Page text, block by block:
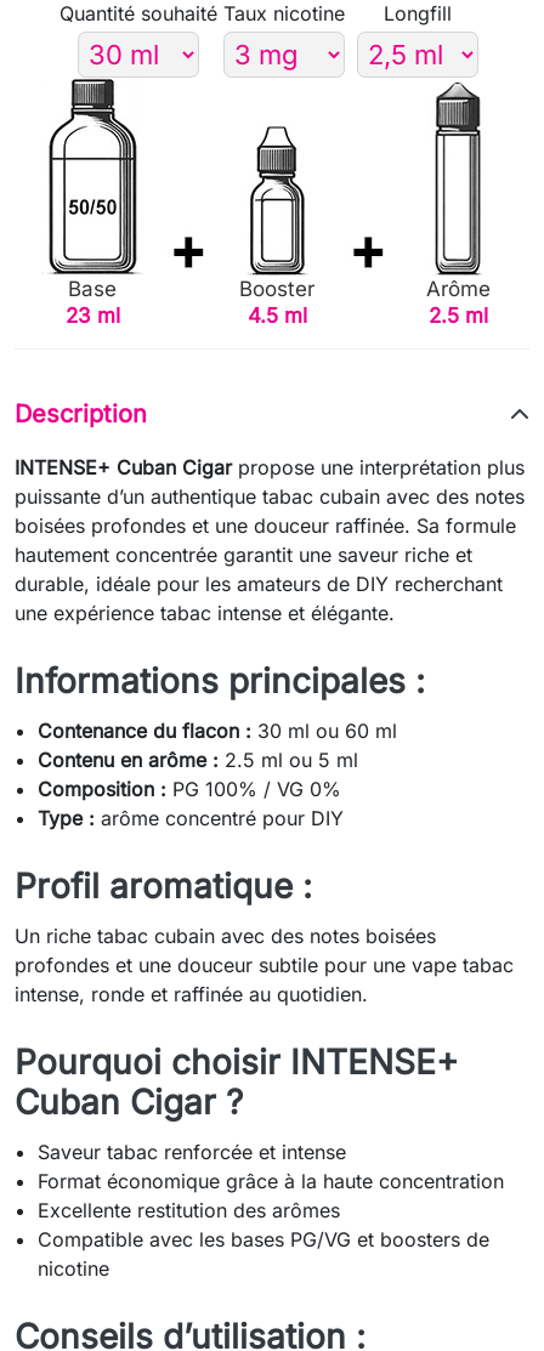
Quantité souhaité Taux nicotine Longfill
Base
23 ml
Booster
4.5 ml
Arôme
2.5 ml
Description
INTENSE+ Cuban Cigarpropose une interprétation plus
puissante d’un authentique tabac cubain avec des notes
boisées profondes et une douceur raffinée. Sa formule
hautement concentrée garantit une saveur riche et
durable, idéale pour les amateurs de DIY recherchant
une expérience tabac intense et élégante.
Informations principales :
Contenance du flacon : 30 ml ou 60 ml
Contenu en arôme : 2.5 ml ou 5 ml
Composition : PG 100% / VG 0%
Type : arôme concentré pour DIY
Profil aromatique :
Un riche tabac cubain avec des notes boisées
profondes et une douceur subtile pour une vape tabac
intense, ronde et raffinée au quotidien.
Pourquoi choisir INTENSE+
Cuban Cigar ?
Saveur tabac renforcée et intense
Format économique grâce à la haute concentration
Excellente restitution des arômes
Compatible avec les bases PG/VG et boosters de
nicotine
Conseils d’utilisation :